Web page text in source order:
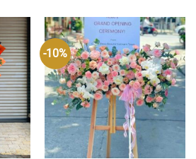
2.478.000 ₫.
-10%